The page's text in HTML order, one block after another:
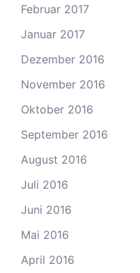
Februar 2017
Januar 2017
Dezember 2016
November 2016
Oktober 2016
September 2016
August 2016
Juli 2016
Juni 2016
Mai 2016
April 2016